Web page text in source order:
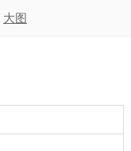
大图